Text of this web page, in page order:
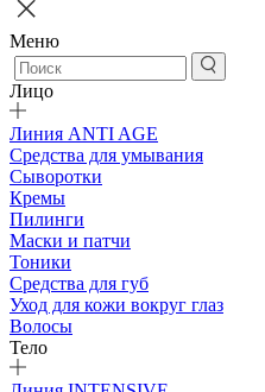
Меню
Лицо
Линия ANTI AGE
Средства для умывания
Сыворотки
Кремы
Пилинги
Маски и патчи
Тоники
Средства для губ
Уход для кожи вокруг глаз
Волосы
Тело